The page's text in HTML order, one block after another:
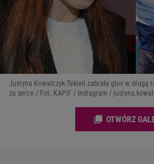
Justyna Kowalczyk-Tekieli zabrała głos w drugą
za serce / Fot. KAPIF / Instagram /
OTWÓRZ